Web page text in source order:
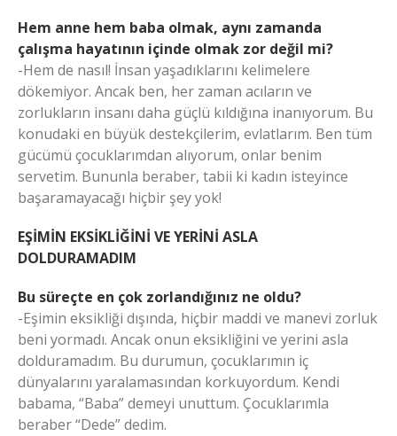
Hem anne hem baba olmak, aynı zamanda
çalışma hayatının içinde olmak zor değil mi?
-Hem de nasıl! İnsan yaşadıklarını kelimelere
dökemiyor. Ancak ben, her zaman acıların ve
zorlukların insanı daha güçlü kıldığına inanıyorum. Bu
konudaki en büyük destekçilerim, evlatlarım. Ben tüm
gücümü çocuklarımdan alıyorum, onlar benim
servetim. Bununla beraber, tabii ki kadın isteyince
başaramayacağı hiçbir şey yok!
EŞİMİN EKSİKLİĞİNİ VE YERİNİ ASLA
DOLDURAMADIM
Bu süreçte en çok zorlandığınız ne oldu?
-Eşimin eksikliği dışında, hiçbir maddi ve manevi zorluk
beni yormadı. Ancak onun eksikliğini ve yerini asla
dolduramadım. Bu durumun, çocuklarımın iç
dünyalarını yaralamasından korkuyordum. Kendi
babama, “Baba” demeyi unuttum. Çocuklarımla
beraber “Dede” dedim.